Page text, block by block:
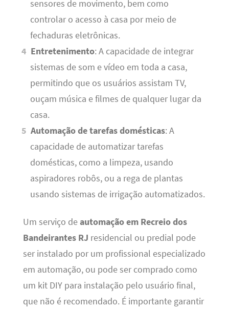
sensores de movimento, bem como
controlar o acesso à casa por meio de
fechaduras eletrônicas.
Entretenimento: A capacidade de integrar
sistemas de som e vídeo em toda a casa,
permitindo que os usuários assistam TV,
ouçam música e filmes de qualquer lugar da
casa.
Automação de tarefas domésticas: A
capacidade de automatizar tarefas
domésticas, como a limpeza, usando
aspiradores robôs, ou a rega de plantas
usando sistemas de irrigação automatizados.
Um serviço deautomação em Recreio dos
Bandeirantes RJ residencial ou predial pode
ser instalado por um profissional especializado
em automação, ou pode ser comprado como
um kit DIY para instalação pelo usuário final,
que não é recomendado. É importante garantir